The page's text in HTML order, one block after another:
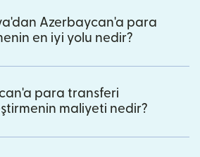
Azerbaycan'a para
en iyi yolu nedir?
para transferi
maliyeti nedir?